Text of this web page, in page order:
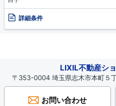
詳細条件
LIXIL不動産シ
〒353-0004 埼玉県志木市本町５
お問い合わせ